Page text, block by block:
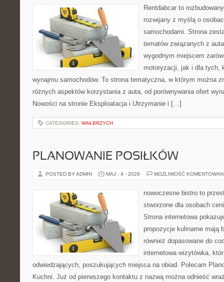
Rentdabcar to
rozwijany z myślą o
samochodami. Strona
tematów związanych z
wygodnym miejscem
motoryzacji, jak i dla tych,
wynajmu samochodów. To strona tematyczna, w którym można
różnych aspektów korzystania z auta, od porównywania ofert
Nowości na stronie Eksploatacja i Utrzymanie i […]
CATEGORIES: WAŁBRZYCH
PLANOWANIE POSIŁKÓW
POSTED BY ADMIN MAJ - 4 - 2026 MOŻLIWOŚĆ
nowoczesne bistro to
stworzone dla osobach
Strona internetowa
propozycje kulinarne mają
również dopasowane do
internetowa wizytówka,
odwiedzających, poszukujących miejsca na obiad. Polecam
Kuchni. Już od pierwszego kontaktu z nazwą można odnieść